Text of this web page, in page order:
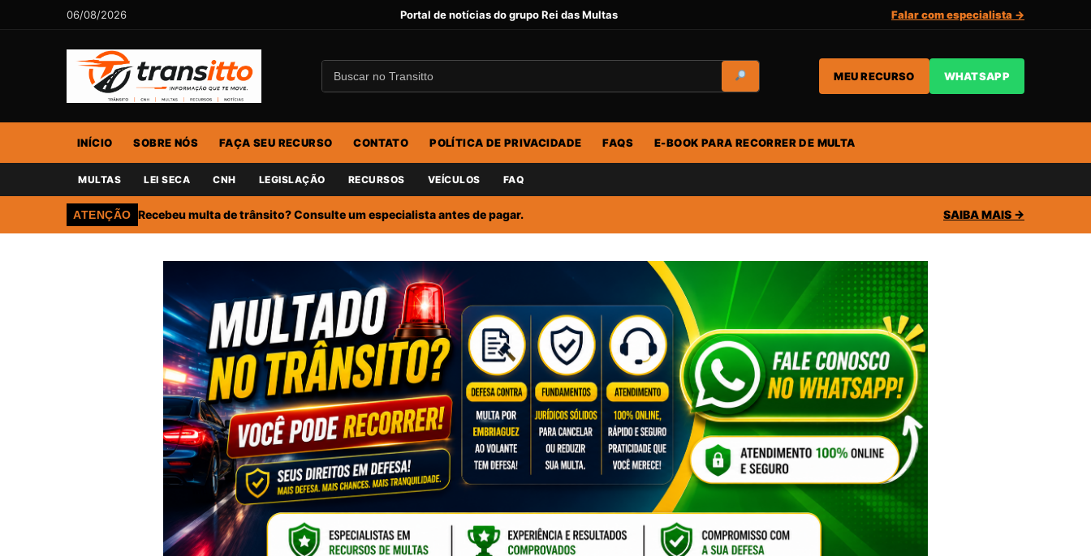
06/08/2026 Portal de notícias do grupo Rei das Multas Falar com especialista →
MEU RECURSO WHATSAPP
INÍCIO SOBRE NÓS FAÇA SEU RECURSO CONTATO POLÍTICA DE PRIVACIDADE FAQS E-BOOK PARA RECORRER DE MULTA
MULTAS LEI SECA CNH LEGISLAÇÃO RECURSOS VEÍCULOS FAQ
ATENÇÃO Recebeu multa de trânsito? Consulte um especialista antes de pagar. SAIBA MAIS →